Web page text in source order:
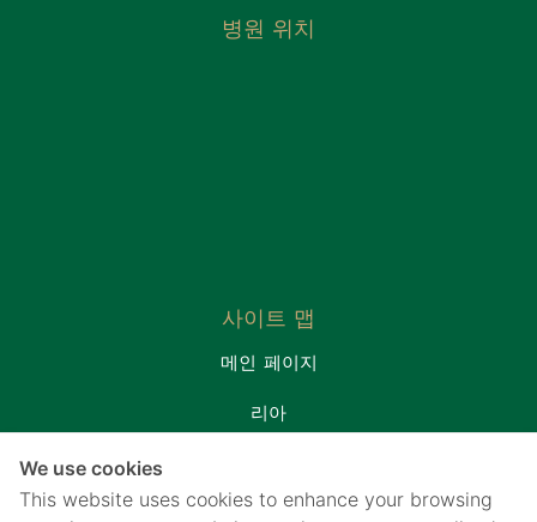
병원 위치
사이트 맵
메인 페이지
리아
We use cookies
This website uses cookies to enhance your browsing